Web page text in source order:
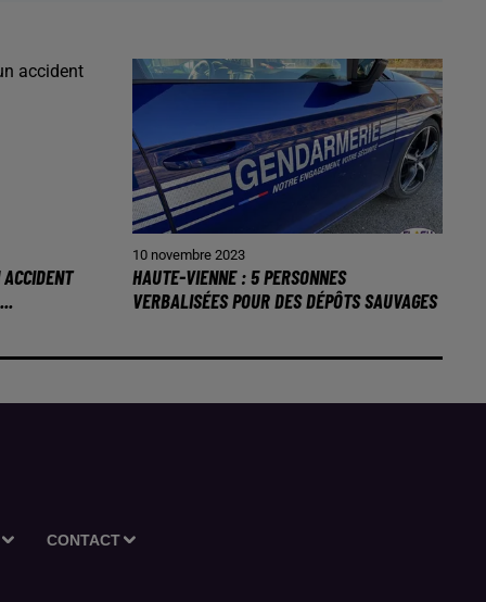
10 novembre 2023
HAUTE-VIENNE : 5 PERSONNES
VERBALISÉES POUR DES DÉPÔTS SAUVAGES
CONTACT